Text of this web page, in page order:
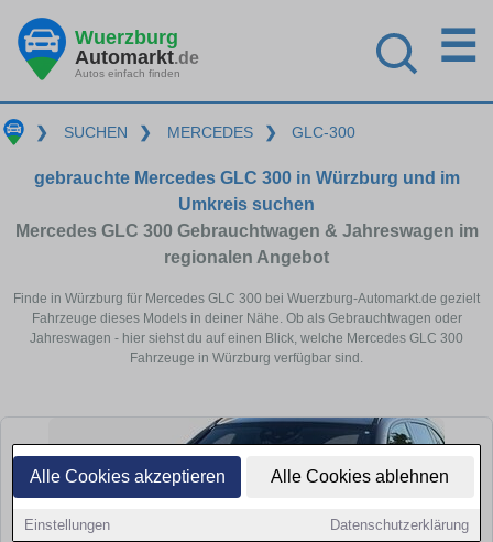
Alle Cookies akzeptieren Alle Cookies ablehnen
Einstellungen Datenschutzerklärung
Wuerzburg
Automarkt.de
Autos einfach finden
☰
❯ SUCHEN ❯ MERCEDES ❯ GLC-300
gebrauchte Mercedes GLC 300 in Würzburg und im
Umkreis suchen
Mercedes GLC 300 Gebrauchtwagen & Jahreswagen im
regionalen Angebot
Finde in Würzburg für Mercedes GLC 300 bei Wuerzburg-Automarkt.de gezielt
Fahrzeuge dieses Models in deiner Nähe. Ob als Gebrauchtwagen oder
Jahreswagen - hier siehst du auf einen Blick, welche Mercedes GLC 300
Fahrzeuge in Würzburg verfügbar sind.